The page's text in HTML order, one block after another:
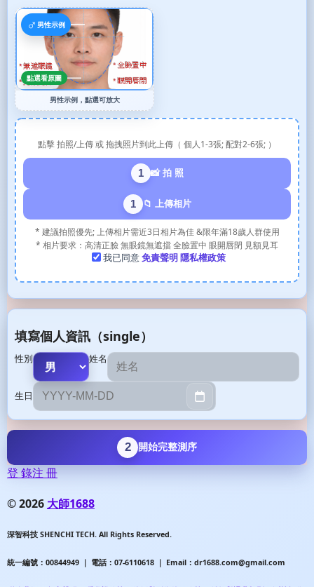
♂ 男性示例
點選看原圖
男性示例，點選可放大
點擊 拍照/上傳 或 拖拽照片到此上傳（ 個人1-3張; 配對2-6張; ）
1 📸 拍 照
1 📁 上傳相片
* 建議拍照優先; 上傳相片需近3日相片為佳 &限年滿18歲人群使用
* 相片要求：高清正臉 無眼鏡無遮擋 全臉置中 眼開唇閉 見額見耳
我已同意免責聲明隱私權政策
填寫個人資訊（single）
性別 姓名
生日
2 開始完整測序
登 錄注 冊
© 2026 大師1688
深智科技 SHENCHI TECH. All Rights Reserved.
統一編號：00844949 ｜ 電話：07-6110618 ｜ Email：dr1688.com@gmail.com